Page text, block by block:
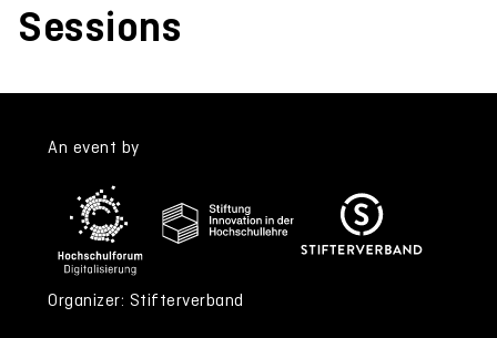
Sessions
An event by
Organizer: Stifterverband